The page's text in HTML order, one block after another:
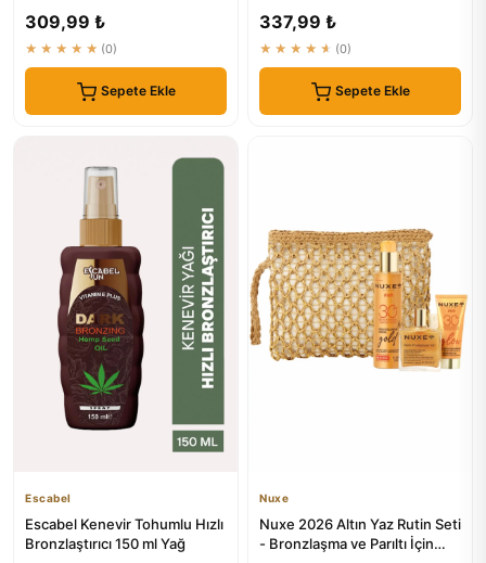
309,99 ₺
★★★★★ (0)
Sepete Ekle
337,99 ₺
★★★★★ (0)
Sepete Ekle
Escabel
Escabel Kenevir Tohumlu Hızlı
Bronzlaştırıcı 150 ml Yağ
Nuxe
Nuxe 2026 Altın Yaz Rutin Seti
- Bronzlaşma ve Parıltı İçin